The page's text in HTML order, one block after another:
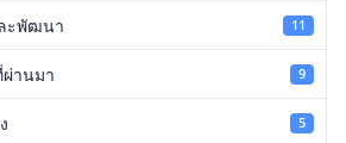
ะพัฒนา 11
านมา 9
5